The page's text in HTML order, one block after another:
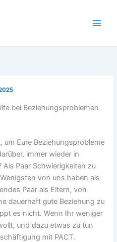
bei Beziehungsproblemen
Eure Beziehungsprobleme
immer wieder in
Paar Schwierigkeiten zu
von uns haben als
Paar als Eltern, von
dauerhaft gute Beziehung zu
es nicht. Wenn Ihr weniger
und dazu etwas zu tun
mit PACT.